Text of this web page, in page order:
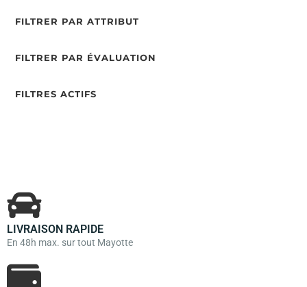
FILTRER PAR ATTRIBUT
FILTRER PAR ÉVALUATION
FILTRES ACTIFS
LIVRAISON RAPIDE
En 48h max. sur tout Mayotte